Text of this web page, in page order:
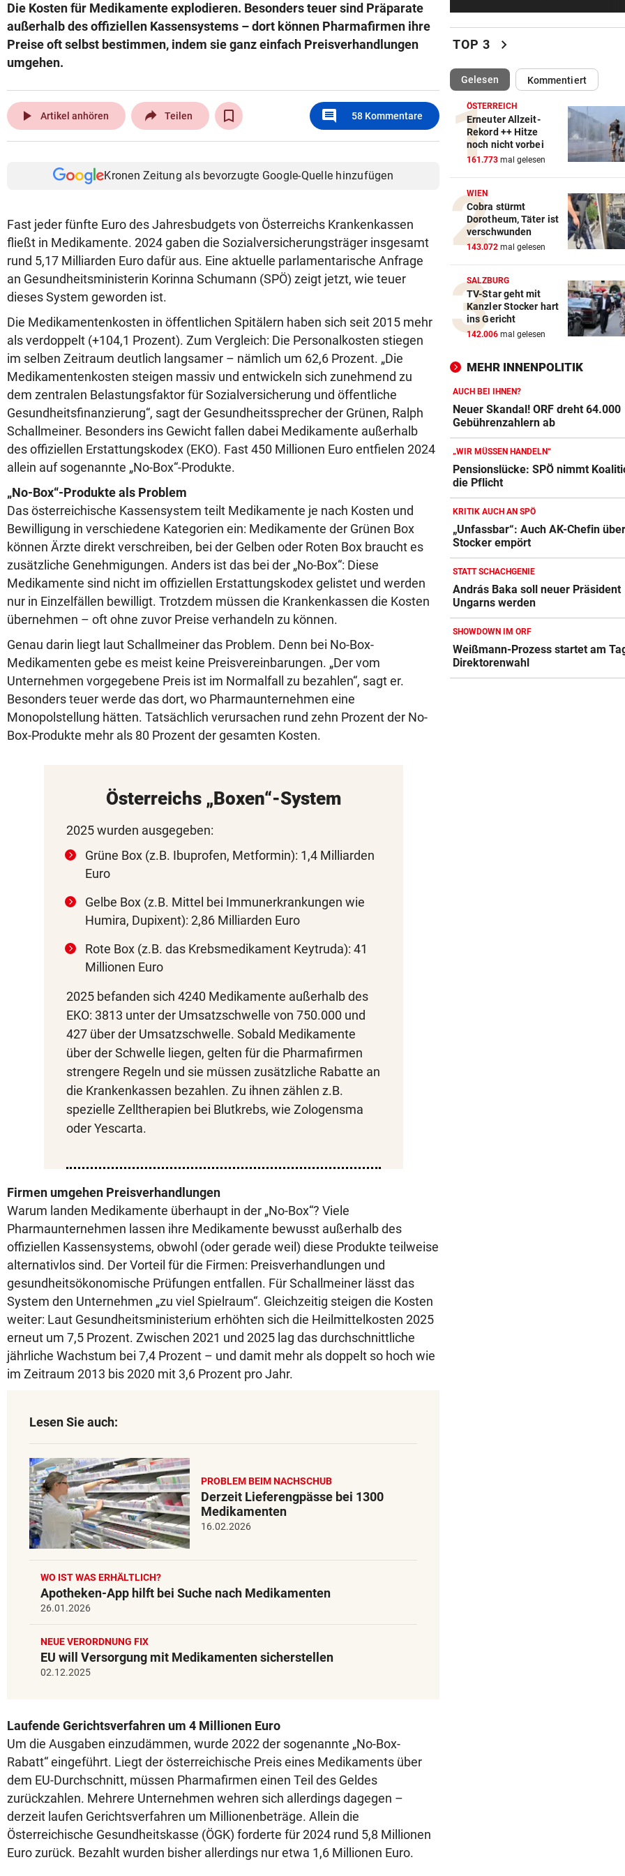
Die Kosten für Medikamente explodieren. Besonders teuer sind Präparate
außerhalb des offiziellen Kassensystems – dort können Pharmafirmen ihre
Preise oft selbst bestimmen, indem sie ganz einfach Preisverhandlungen
umgehen.
play_arrow Artikel anhören Teilen comment 58 Kommentare
Kronen Zeitung als bevorzugte Google-Quelle hinzufügen
Fast jeder fünfte Euro des Jahresbudgets von Österreichs Krankenkassen
fließt in Medikamente. 2024 gaben die Sozialversicherungsträger insgesamt
rund 5,17 Milliarden Euro dafür aus. Eine aktuelle parlamentarische Anfrage
an Gesundheitsministerin Korinna Schumann (SPÖ) zeigt jetzt, wie teuer
dieses System geworden ist.
Die Medikamentenkosten in öffentlichen Spitälern haben sich seit 2015 mehr
als verdoppelt (+104,1 Prozent). Zum Vergleich: Die Personalkosten stiegen
im selben Zeitraum deutlich langsamer – nämlich um 62,6 Prozent. „Die
Medikamentenkosten steigen massiv und entwickeln sich zunehmend zu
dem zentralen Belastungsfaktor für Sozialversicherung und öffentliche
Gesundheitsfinanzierung“, sagt der Gesundheitssprecher der Grünen, Ralph
Schallmeiner. Besonders ins Gewicht fallen dabei Medikamente außerhalb
des offiziellen Erstattungskodex (EKO). Fast 450 Millionen Euro entfielen 2024
allein auf sogenannte „No-Box“-Produkte.
„No-Box“-Produkte als Problem
Das österreichische Kassensystem teilt Medikamente je nach Kosten und
Bewilligung in verschiedene Kategorien ein: Medikamente der Grünen Box
können Ärzte direkt verschreiben, bei der Gelben oder Roten Box braucht es
zusätzliche Genehmigungen. Anders ist das bei der „No-Box“: Diese
Medikamente sind nicht im offiziellen Erstattungskodex gelistet und werden
nur in Einzelfällen bewilligt. Trotzdem müssen die Krankenkassen die Kosten
übernehmen – oft ohne zuvor Preise verhandeln zu können.
Genau darin liegt laut Schallmeiner das Problem. Denn bei No-Box-
Medikamenten gebe es meist keine Preisvereinbarungen. „Der vom
Unternehmen vorgegebene Preis ist im Normalfall zu bezahlen“, sagt er.
Besonders teuer werde das dort, wo Pharmaunternehmen eine
Monopolstellung hätten. Tatsächlich verursachen rund zehn Prozent der No-
Box-Produkte mehr als 80 Prozent der gesamten Kosten.
Österreichs „Boxen“-System
2025 wurden ausgegeben:
Grüne Box (z.B. Ibuprofen, Metformin): 1,4 Milliarden
Euro
Gelbe Box (z.B. Mittel bei Immunerkrankungen wie
Humira, Dupixent): 2,86 Milliarden Euro
Rote Box (z.B. das Krebsmedikament Keytruda): 41
Millionen Euro
2025 befanden sich 4240 Medikamente außerhalb des
EKO: 3813 unter der Umsatzschwelle von 750.000 und
427 über der Umsatzschwelle. Sobald Medikamente
über der Schwelle liegen, gelten für die Pharmafirmen
strengere Regeln und sie müssen zusätzliche Rabatte an
die Krankenkassen bezahlen. Zu ihnen zählen z.B.
spezielle Zelltherapien bei Blutkrebs, wie Zologensma
oder Yescarta.
Firmen umgehen Preisverhandlungen
Warum landen Medikamente überhaupt in der „No-Box“? Viele
Pharmaunternehmen lassen ihre Medikamente bewusst außerhalb des
offiziellen Kassensystems, obwohl (oder gerade weil) diese Produkte teilweise
alternativlos sind. Der Vorteil für die Firmen: Preisverhandlungen und
gesundheitsökonomische Prüfungen entfallen. Für Schallmeiner lässt das
System den Unternehmen „zu viel Spielraum“. Gleichzeitig steigen die Kosten
weiter: Laut Gesundheitsministerium erhöhten sich die Heilmittelkosten 2025
erneut um 7,5 Prozent. Zwischen 2021 und 2025 lag das durchschnittliche
jährliche Wachstum bei 7,4 Prozent – und damit mehr als doppelt so hoch wie
im Zeitraum 2013 bis 2020 mit 3,6 Prozent pro Jahr.
Lesen Sie auch:
PROBLEM BEIM NACHSCHUB
Derzeit Lieferengpässe bei 1300
Medikamenten
16.02.2026
WO IST WAS ERHÄLTLICH?
Apotheken-App hilft bei Suche nach Medikamenten
26.01.2026
NEUE VERORDNUNG FIX
EU will Versorgung mit Medikamenten sicherstellen
02.12.2025
Laufende Gerichtsverfahren um 4 Millionen Euro
Um die Ausgaben einzudämmen, wurde 2022 der sogenannte „No-Box-
Rabatt“ eingeführt. Liegt der österreichische Preis eines Medikaments über
dem EU-Durchschnitt, müssen Pharmafirmen einen Teil des Geldes
zurückzahlen. Mehrere Unternehmen wehren sich allerdings dagegen –
derzeit laufen Gerichtsverfahren um Millionenbeträge. Allein die
Österreichische Gesundheitskasse (ÖGK) forderte für 2024 rund 5,8 Millionen
Euro zurück. Bezahlt wurden bisher allerdings nur etwa 1,6 Millionen Euro.
Wohl ukrainische Drohne
Sprengstoff explodiert
ÖFB-Goalie Wiegele
10-Tore-Spektakel
AUCH STEIRER SIEGEN
4:1! Austria Salzburg lässt
keine Chance
„Gletscherspalten und
das ist gefährlich“
VERDÄCHTIGER IN HAFT
Mehrere Messerangriffe auf
Passanten in Rotterdam
REGIONALLIGA NORD
Grünau fertigte
Kopfball-Tore bescheren GAK
Sieg gegen Lustenau!
TROTZ MILLIONENMINUS
Ist die Gesundheitsoffensive
Geld wert?
Extra-Hürden für Mütter
beeinträchtigter Kinder
TRAGISCHE DETAILS
Barca und Co.! Reaktionen
von Jorge Messi
SCHRECKEN UND CHAOS
Wildschwein legte U-Bahn
Budapest lahm
TOP 3 chevron_right
Gelesen(ausgewählt)Kommentiert
ÖSTERREICH
Erneuter Allzeit-
Rekord ++ Hitze
noch nicht vorbei
161.773 mal gelesen
WIEN
Cobra stürmt
Dorotheum, Täter ist
verschwunden
143.072 mal gelesen
SALZBURG
TV-Star geht mit
Kanzler Stocker hart
ins Gericht
142.006 mal gelesen
MEHR INNENPOLITIK
AUCH BEI IHNEN?
Neuer Skandal! ORF dreht 64.000
Gebührenzahlern ab
„WIR MÜSSEN HANDELN“
Pensionslücke: SPÖ nimmt
die Pflicht
KRITIK AUCH AN SPÖ
„Unfassbar“: Auch AK-Chefin über
Stocker empört
STATT SCHACHGENIE
András Baka soll neuer Präsident
Ungarns werden
SHOWDOWN IM ORF
Weißmann-Prozess startet am
Direktorenwahl